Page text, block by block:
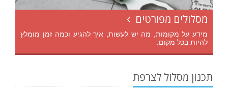
מסלולים מפורטים
מידע על מקומות, מה יש לעשות, איך להגיע וכמה זמן מומלץ
להיות בכל מקום.
תכנון מסלול לצרפת